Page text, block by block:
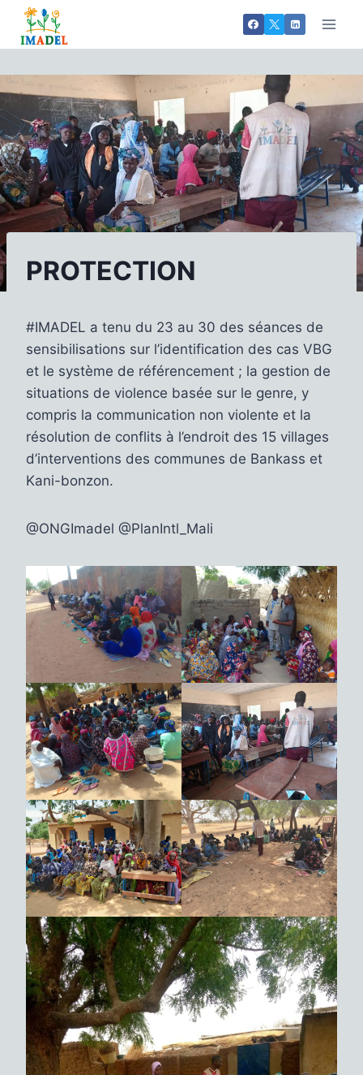
Aller
contenu
PROTECTION
#IMADEL a tenu du 23 au 30 des séances de
sensibilisations sur l’identification des cas VBG
et le système de référencement ; la gestion de
situations de violence basée sur le genre, y
compris la communication non violente et la
résolution de conflits à l’endroit des 15 villages
d’interventions des communes de Bankass et
Kani-bonzon.
@ONGImadel @PlanIntl_Mali